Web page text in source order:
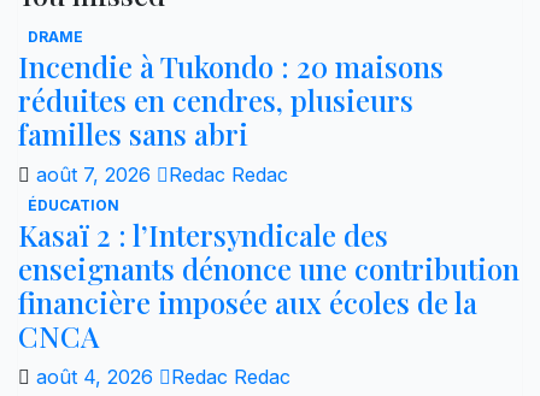
DRAME
Incendie à Tukondo : 20 maisons
réduites en cendres, plusieurs
familles sans abri
août 7, 2026 Redac Redac
ÉDUCATION
Kasaï 2 : l’Intersyndicale des
enseignants dénonce une contribution
financière imposée aux écoles de la
CNCA
août 4, 2026 Redac Redac